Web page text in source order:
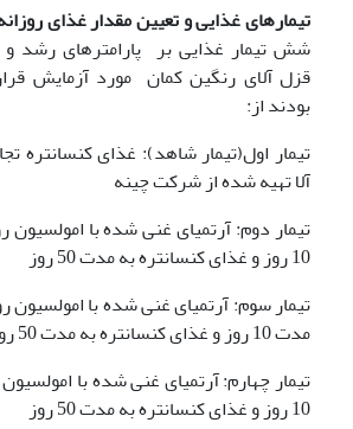
تیمارهای غذایی و تعیین مقدار غذای
شش تیمار غذایی بر پارامترهای رشد و
قزل آلای رنگین کمان مورد آزمایش
بودند از:
تیمار اول(تیمار شاهد): غذای
آلا تهیه شده از شرکت چینه
تیمار دوم: آرتمیای غنی شده با
10 روز و غذای کنسانتره به مدت 50 روز
تیمار سوم: آرتمیای غنی شده با امولسیون
مدت 10 روز و غذای کنسانتره به مدت 50 روز
تیمار چهارم: آرتمیای غنی شده با
10 روز و غذای کنسانتره به مدت 50 روز